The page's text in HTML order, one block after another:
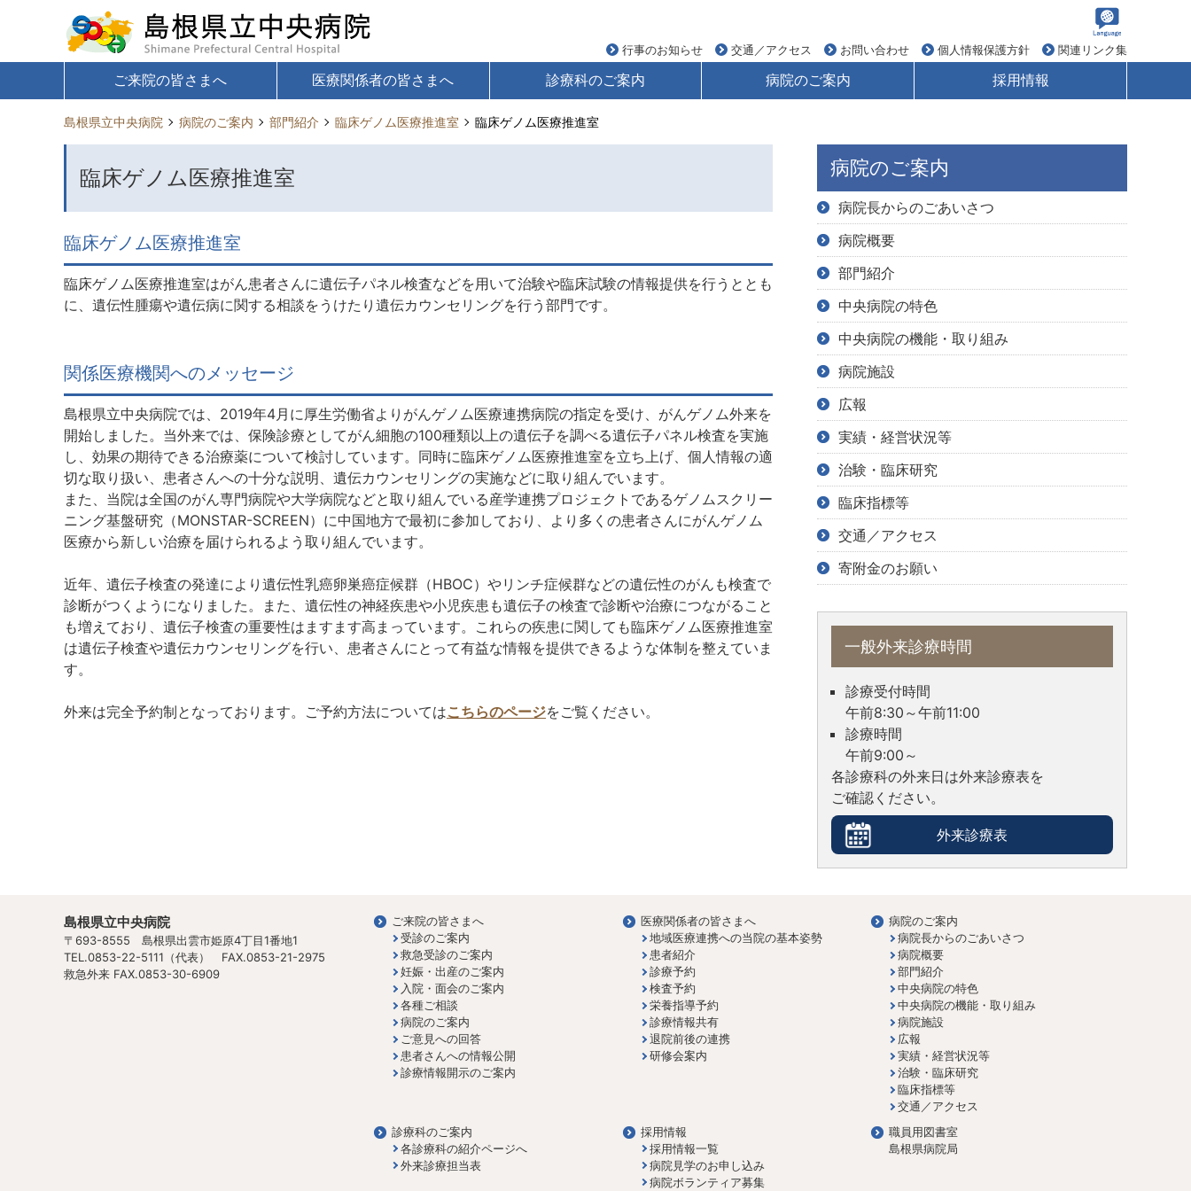
行事のお知らせ 交通／アクセス お問い合わせ 個人情報保護方針 関連リンク集
ご来院の皆さまへ 医療関係者の皆さまへ 診療科のご案内 病院のご案内 採用情報
島根県立中央病院 病院のご案内 部門紹介 臨床ゲノム医療推進室 臨床ゲノム医療推進室
臨床ゲノム医療推進室
臨床ゲノム医療推進室
臨床ゲノム医療推進室はがん患者さんに遺伝子パネル検査などを用いて治験や臨床試験の情報提供を行うととも
に、遺伝性腫瘍や遺伝病に関する相談をうけたり遺伝カウンセリングを行う部門です。
関係医療機関へのメッセージ
島根県立中央病院では、2019年4月に厚生労働省よりがんゲノム医療連携病院の指定を受け、がんゲノム外来を
開始しました。当外来では、保険診療としてがん細胞の100種類以上の遺伝子を調べる遺伝子パネル検査を実施
し、効果の期待できる治療薬について検討しています。同時に臨床ゲノム医療推進室を立ち上げ、個人情報の適
切な取り扱い、患者さんへの十分な説明、遺伝カウンセリングの実施などに取り組んでいます。
また、当院は全国のがん専門病院や大学病院などと取り組んでいる産学連携プロジェクトであるゲノムスクリー
ニング基盤研究（MONSTAR-SCREEN）に中国地方で最初に参加しており、より多くの患者さんにがんゲノム
医療から新しい治療を届けられるよう取り組んでいます。
近年、遺伝子検査の発達により遺伝性乳癌卵巣癌症候群（HBOC）やリンチ症候群などの遺伝性のがんも検査で
診断がつくようになりました。また、遺伝性の神経疾患や小児疾患も遺伝子の検査で診断や治療につながること
も増えており、遺伝子検査の重要性はますます高まっています。これらの疾患に関しても臨床ゲノム医療推進室
は遺伝子検査や遺伝カウンセリングを行い、患者さんにとって有益な情報を提供できるような体制を整えていま
す。
外来は完全予約制となっております。ご予約方法についてはこちらのページをご覧ください。
病院のご案内
病院長からのごあいさつ
病院概要
部門紹介
中央病院の特色
中央病院の機能・取り組み
病院施設
広報
実績・経営状況等
治験・臨床研究
臨床指標等
交通／アクセス
寄附金のお願い
一般外来診療時間
診療受付時間
午前8:30～午前11:00
診療時間
午前9:00～
各診療科の外来日は外来診療表を
ご確認ください。
外来診療表
島根県立中央病院
〒693-8555 島根県出雲市姫原4丁目1番地1
TEL.0853-22-5111（代表） FAX.0853-21-2975
救急外来 FAX.0853-30-6909
ご来院の皆さまへ
受診のご案内
救急受診のご案内
妊娠・出産のご案内
入院・面会のご案内
各種ご相談
病院のご案内
ご意見への回答
患者さんへの情報公開
診療情報開示のご案内
医療関係者の皆さまへ
地域医療連携への当院の基本姿勢
患者紹介
診療予約
検査予約
栄養指導予約
診療情報共有
退院前後の連携
研修会案内
病院のご案内
病院長からのごあいさつ
病院概要
部門紹介
中央病院の特色
中央病院の機能・取り組み
病院施設
広報
実績・経営状況等
治験・臨床研究
臨床指標等
交通／アクセス
診療科のご案内
各診療科の紹介ページへ
外来診療担当表
採用情報
採用情報一覧
病院見学のお申し込み
病院ボランティア募集
職員用図書室
島根県病院局